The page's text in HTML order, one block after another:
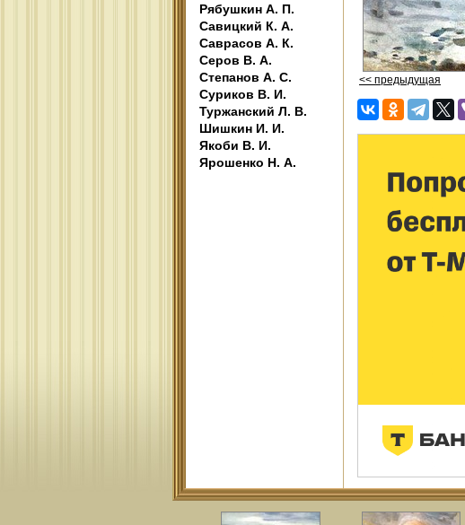
Рябушкин А. П.
Савицкий К. А.
Саврасов А. К.
Серов В. А.
Степанов А. С.
Суриков В. И.
Туржанский Л. В.
Шишкин И. И.
Якоби В. И.
Ярошенко Н. А.
<< предыдущая